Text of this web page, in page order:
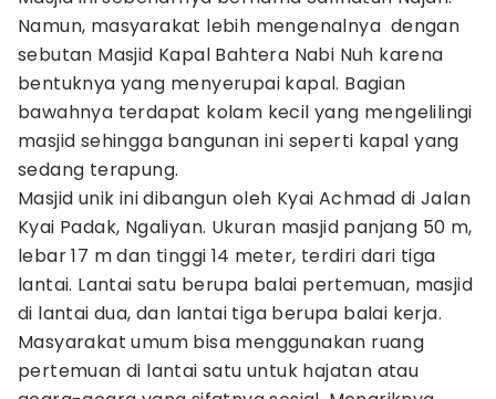
Namun, masyarakat lebih mengenalnya dengan
sebutan Masjid Kapal Bahtera Nabi Nuh karena
bentuknya yang menyerupai kapal. Bagian
bawahnya terdapat kolam kecil yang mengelilingi
masjid sehingga bangunan ini seperti kapal yang
sedang terapung.
Masjid unik ini dibangun oleh Kyai Achmad di Jalan
Kyai Padak, Ngaliyan. Ukuran masjid panjang 50 m,
lebar 17 m dan tinggi 14 meter, terdiri dari tiga
lantai. Lantai satu berupa balai pertemuan, masjid
di lantai dua, dan lantai tiga berupa balai kerja.
Masyarakat umum bisa menggunakan ruang
pertemuan di lantai satu untuk hajatan atau